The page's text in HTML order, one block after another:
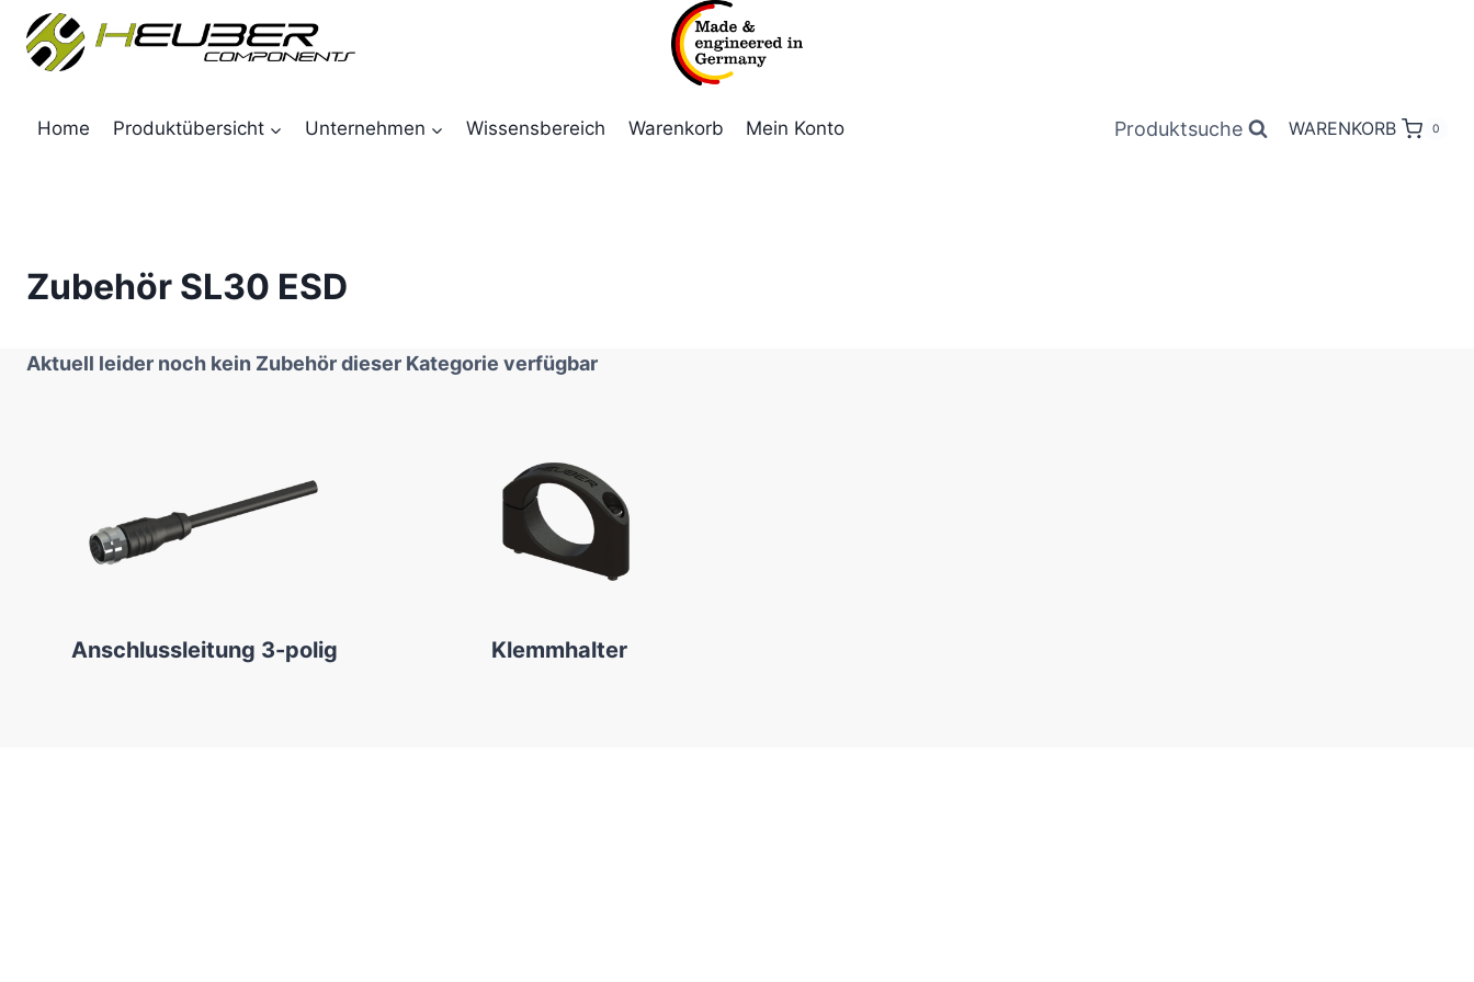
Zum
Inhalt
springen
Home Produktübersicht Unternehmen Wissensbereich Warenkorb Mein Konto Produktsuche WARENKORB 0
Zubehör SL30 ESD
Aktuell leider noch kein Zubehör dieser Kategorie verfügbar
Anschlussleitung 3-polig Klemmhalter